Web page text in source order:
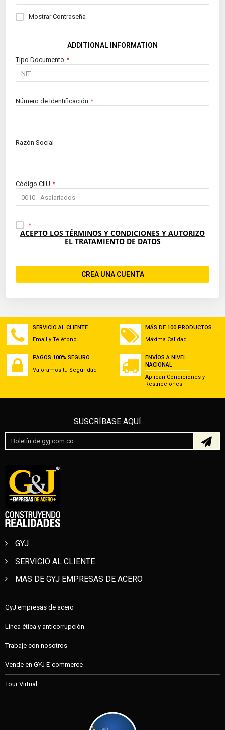
Mostrar Contraseña
ADDITIONAL INFORMATION
Tipo Documento
Número de Identificación
Razón Social
Código CIIU
ACEPTO LOS TÉRMINOS Y CONDICIONES Y AUTORIZO
EL TRATAMIENTO DE DATOS
CREA UNA CUENTA
SERVICIO AL CLIENTE
Email y Teléfono
MÁS DE 100 PRODUCTOS
Máxima Calidad
PAGOS 100% SEGURO
Valoramos tu Seguridad
ENVÍOS A NIVEL
NACIONAL
Aplican Condiciones y
Restricciones
SUSCRÍBASE AQUÍ
GYJ
SERVICIO AL CLIENTE
MAS DE GYJ EMPRESAS DE ACERO
GyJ empresas de acero
Línea ética y anticorrupción
Trabaje con nosotros
Vende en GYJ E-commerce
Tour Virtual